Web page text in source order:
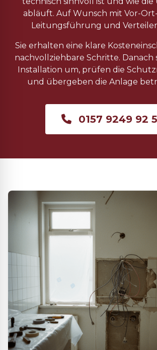
abläuft. Auf Wunsch mit Vor-
Leitungsführung und
Sie erhalten eine klare
nachvollziehbare Schritte. Danach
Installation um, prüfen die
und übergeben die Anlage
0157 9249 92